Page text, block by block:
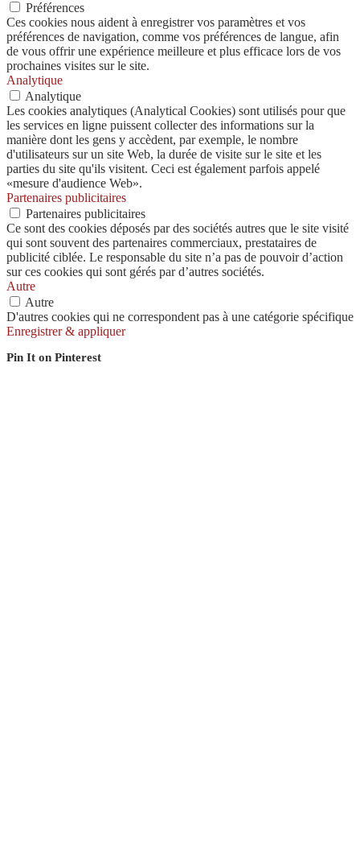
Préférences
Ces cookies nous aident à enregistrer vos paramètres et vos
préférences de navigation, comme vos préférences de langue, afin
de vous offrir une expérience meilleure et plus efficace lors de vos
prochaines visites sur le site.
Analytique
Analytique
Les cookies analytiques (Analytical Cookies) sont utilisés pour que
les services en ligne puissent collecter des informations sur la
manière dont les gens y accèdent, par exemple, le nombre
d'utilisateurs sur un site Web, la durée de visite sur le site et les
parties du site qu'ils visitent. Ceci est également parfois appelé
«mesure d'audience Web».
Partenaires publicitaires
Partenaires publicitaires
Ce sont des cookies déposés par des sociétés autres que le site visité
qui sont souvent des partenaires commerciaux, prestataires de
publicité ciblée. Le responsable du site n’a pas de pouvoir d’action
sur ces cookies qui sont gérés par d’autres sociétés.
Autre
Autre
D'autres cookies qui ne correspondent pas à une catégorie spécifique
Enregistrer & appliquer
Pin It on Pinterest